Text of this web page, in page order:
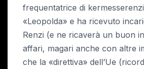
frequentatrice di
«Leopolda» e ha ricevuto
Renzi (e ne ricaverà un buon
affari, magari anche con altre
che la «direttiva» dell’Ue